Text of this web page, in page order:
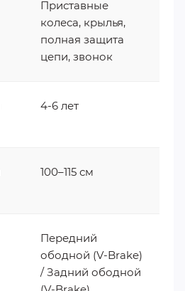
Приставные
колеса, крылья,
полная защита
цепи, звонок
4-6 лет
100–115 см
Передний
ободной (V-Brake)
/ Задний ободной